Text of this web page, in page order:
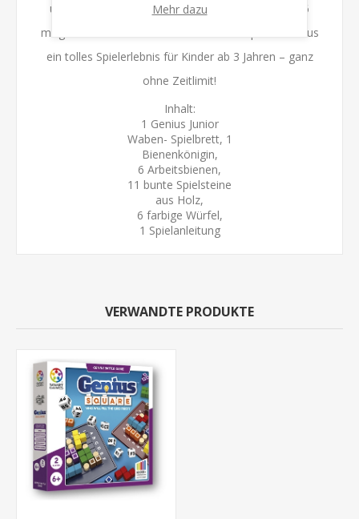
um die gesamte Wabe zu vervollständigen. 46.656
mögliche Kombinationen bieten im Ein-Spieler-Modus
ein tolles Spielerlebnis für Kinder ab 3 Jahren – ganz
ohne Zeitlimit!
Inhalt:
1 Genius Junior
Waben- Spielbrett, 1
Bienenkönigin,
6 Arbeitsbienen,
11 bunte Spielsteine
aus Holz,
6 farbige Würfel,
1 Spielanleitung
VERWANDTE PRODUKTE
Mehr dazu